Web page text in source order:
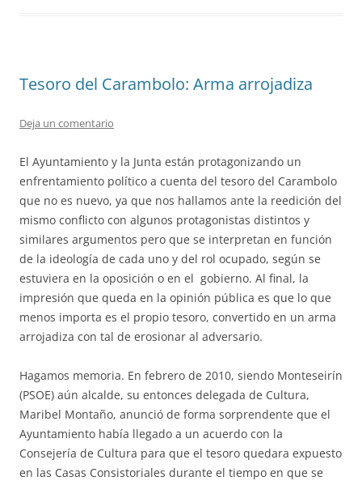
Tesoro del Carambolo: Arma arrojadiza
Deja un comentario
El Ayuntamiento y la Junta están protagonizando un
enfrentamiento político a cuenta del tesoro del Carambolo
que no es nuevo, ya que nos hallamos ante la reedición del
mismo conflicto con algunos protagonistas distintos y
similares argumentos pero que se interpretan en función
de la ideología de cada uno y del rol ocupado, según se
estuviera en la oposición o en el gobierno. Al final, la
impresión que queda en la opinión pública es que lo que
menos importa es el propio tesoro, convertido en un arma
arrojadiza con tal de erosionar al adversario.
Hagamos memoria. En febrero de 2010, siendo Monteseirín
(PSOE) aún alcalde, su entonces delegada de Cultura,
Maribel Montaño, anunció de forma sorprendente que el
Ayuntamiento había llegado a un acuerdo con la
Consejería de Cultura para que el tesoro quedara expuesto
en las Casas Consistoriales durante el tiempo en que se